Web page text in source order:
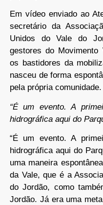
Em vídeo enviado ao
secretário da
Unidos do Vale do
gestores do Movimento
os bastidores da
nasceu de forma
pela própria comunidade.
“É um evento. A
hidrográfica aqui do
“É um evento. A
hidrográfica aqui do
uma maneira
da Vale, que é a
do Jordão, como
Jordão. Já era uma